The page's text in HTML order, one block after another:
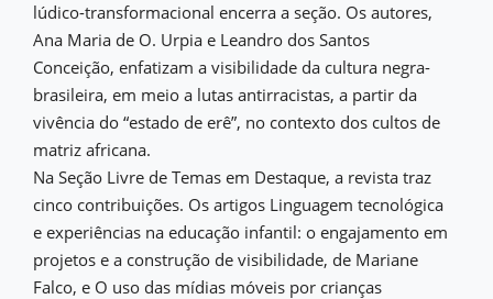
lúdico-transformacional encerra a seção. Os autores,
Ana Maria de O. Urpia e Leandro dos Santos
Conceição, enfatizam a visibilidade da cultura negra-
brasileira, em meio a lutas antirracistas, a partir da
vivência do “estado de erê”, no contexto dos cultos de
matriz africana.
Na Seção Livre de Temas em Destaque, a revista traz
cinco contribuições. Os artigos Linguagem tecnológica
e experiências na educação infantil: o engajamento em
projetos e a construção de visibilidade, de Mariane
Falco, e O uso das mídias móveis por crianças